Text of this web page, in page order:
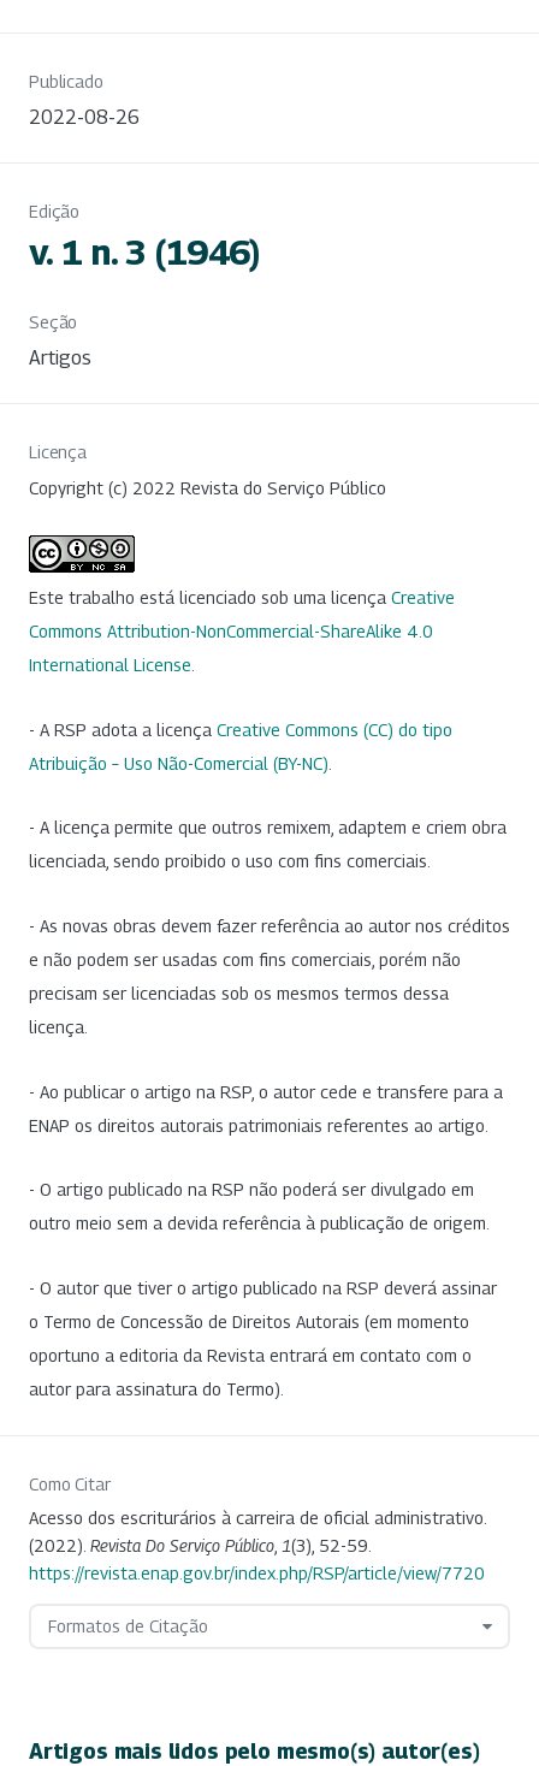
Publicado
2022-08-26
Edição
v. 1 n. 3 (1946)
Seção
Artigos
Licença
Copyright (c) 2022 Revista do Serviço Público
Este trabalho está licenciado sob uma licença Creative
Commons Attribution-NonCommercial-ShareAlike 4.0
International License
- A RSP adota a licença Creative Commons (CC) do tipo
Atribuição – Uso Não-Comercial (BY-NC)
- A licença permite que outros remixem, adaptem e criem obra
licenciada, sendo proibido o uso com fins comerciais.
- As novas obras devem fazer referência ao autor nos créditos
e não podem ser usadas com fins comerciais, porém não
precisam ser licenciadas sob os mesmos termos dessa
licença.
- Ao publicar o artigo na RSP, o autor cede e transfere para a
ENAP os direitos autorais patrimoniais referentes ao artigo.
- O artigo publicado na RSP não poderá ser divulgado em
outro meio sem a devida referência à publicação de origem.
- O autor que tiver o artigo publicado na RSP deverá assinar
o Termo de Concessão de Direitos Autorais (em momento
oportuno a editoria da Revista entrará em contato com o
autor para assinatura do Termo).
Como Citar
Acesso dos escriturários à carreira de oficial administrativo.
(2022). Revista Do Serviço Público 1(3), 52-59.
https://revista.enap.gov.br/index.php/RSP/article/view/7720
Formatos de Citação
Artigos mais lidos pelo mesmo(s) autor(es)